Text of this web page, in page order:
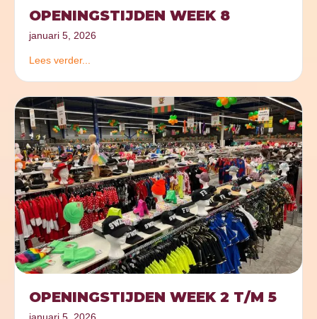
OPENINGSTIJDEN WEEK 8
januari 5, 2026
Lees verder...
OPENINGSTIJDEN WEEK 2 T/M 5